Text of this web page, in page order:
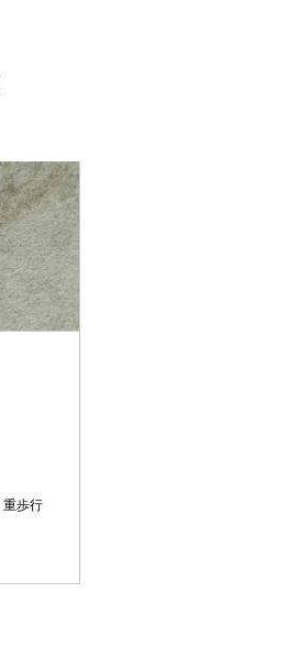
重歩行